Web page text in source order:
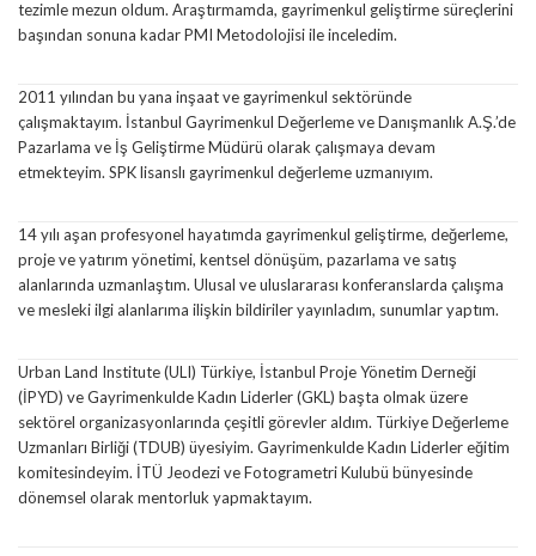
tezimle mezun oldum. Araştırmamda, gayrimenkul geliştirme süreçlerini
başından sonuna kadar PMI Metodolojisi ile inceledim.
2011 yılından bu yana inşaat ve gayrimenkul sektöründe
çalışmaktayım. İstanbul Gayrimenkul Değerleme ve Danışmanlık A.Ş.’de
Pazarlama ve İş Geliştirme Müdürü olarak çalışmaya devam
etmekteyim. SPK lisanslı gayrimenkul değerleme uzmanıyım.
14 yılı aşan profesyonel hayatımda gayrimenkul geliştirme, değerleme,
proje ve yatırım yönetimi, kentsel dönüşüm, pazarlama ve satış
alanlarında uzmanlaştım. Ulusal ve uluslararası konferanslarda çalışma
ve mesleki ilgi alanlarıma ilişkin bildiriler yayınladım, sunumlar yaptım.
Urban Land Institute (ULI) Türkiye, İstanbul Proje Yönetim Derneği
(İPYD) ve Gayrimenkulde Kadın Liderler (GKL) başta olmak üzere
sektörel organizasyonlarında çeşitli görevler aldım. Türkiye Değerleme
Uzmanları Birliği (TDUB) üyesiyim. Gayrimenkulde Kadın Liderler eğitim
komitesindeyim. İTÜ Jeodezi ve Fotogrametri Kulubü bünyesinde
dönemsel olarak mentorluk yapmaktayım.